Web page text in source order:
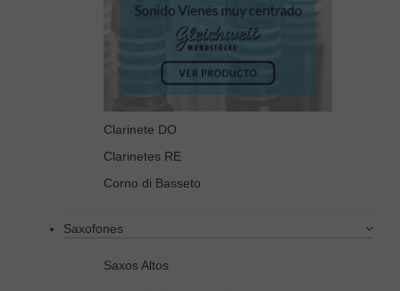
Clarinete DO
Clarinetes RE
Corno di Basseto
Saxofones
Saxos Altos